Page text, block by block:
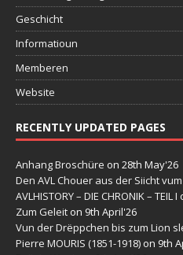
Geschicht
Informatioun
Memberen
Website
RECENTLY UPDATED PAGES
Anhang Broschüre on 28th May'26
Den AVL Chouer aus der Siicht
AVLHISTORY – DIE CHRONIK – TEIL I
Zum Geleit on 9th April'26
Vun der Drëppchen bis zum Lion
Pierre MOURIS (1851-1918) on 9th